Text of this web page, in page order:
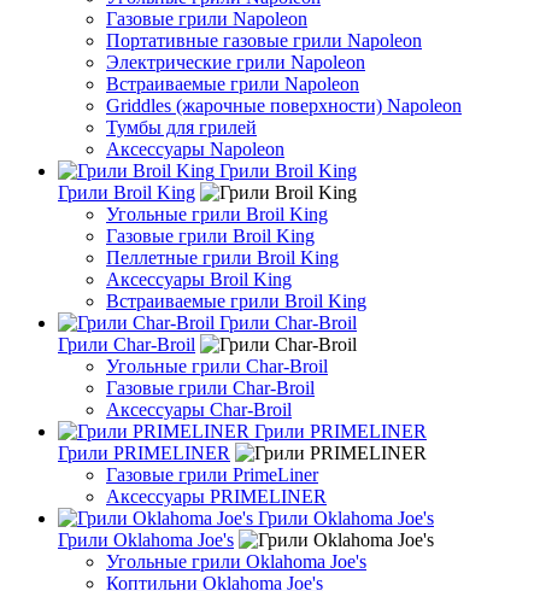
Газовые грили Napoleon
Портативные газовые грили Napoleon
Электрические грили Napoleon
Встраиваемые грили Napoleon
Griddles (жарочные поверхности) Napoleon
Тумбы для грилей
Аксессуары Napoleon
Грили Broil King
Грили Broil King
Угольные грили Broil King
Газовые грили Broil King
Пеллетные грили Broil King
Аксессуары Broil King
Встраиваемые грили Broil King
Грили Char-Broil
Грили Char-Broil
Угольные грили Char-Broil
Газовые грили Char-Broil
Аксессуары Char-Broil
Грили PRIMELINER
Грили PRIMELINER
Газовые грили PrimeLiner
Аксессуары PRIMELINER
Грили Oklahoma Joe's
Грили Oklahoma Joe's
Угольные грили Oklahoma Joe's
Коптильни Oklahoma Joe's